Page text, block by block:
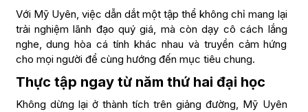
Với Mỹ Uyên, việc dẫn dắt một tập thể không chỉ mang lại
trải nghiệm lãnh đạo quý giá, mà còn dạy cô cách lắng
nghe, dung hòa cá tính khác nhau và truyền cảm hứng
cho mọi người để cùng hướng đến mục tiêu chung.
Thực tập ngay từ năm thứ hai đại học
Không dừng lại ở thành tích trên giảng đường, Mỹ Uyên